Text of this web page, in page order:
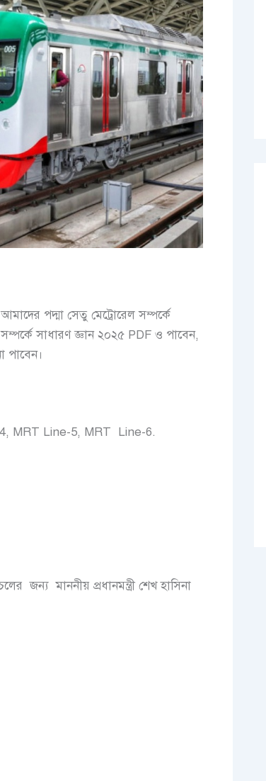
পদ্মা সেতু মেট্রোরেল সম্পর্কে
সাধারণ জ্ঞান ২০২৫ PDF ও পাবেন,
পাবেন।
MRT Line-5, MRT Line-6.
জন্য মাননীয় প্রধানমন্ত্রী শেখ হাসিনা